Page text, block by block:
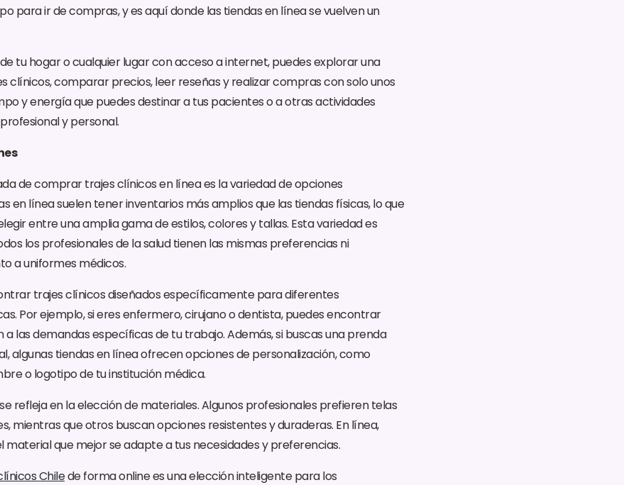
para ir de compras, y es aquí donde las tiendas en línea se vuelven un
tu hogar o cualquier lugar con acceso a internet, puedes explorar una
clínicos, comparar precios, leer reseñas y realizar compras con solo unos
y energía que puedes destinar a tus pacientes o a otras actividades
y personal.
de comprar trajes clínicos en línea es la variedad de opciones
en línea suelen tener inventarios más amplios que las tiendas físicas, lo que
entre una amplia gama de estilos, colores y tallas. Esta variedad es
los profesionales de la salud tienen las mismas preferencias ni
a uniformes médicos.
trajes clínicos diseñados específicamente para diferentes
Por ejemplo, si eres enfermero, cirujano o dentista, puedes encontrar
a las demandas específicas de tu trabajo. Además, si buscas una prenda
algunas tiendas en línea ofrecen opciones de personalización, como
o logotipo de tu institución médica.
refleja en la elección de materiales. Algunos profesionales prefieren telas
mientras que otros buscan opciones resistentes y duraderas. En línea,
material que mejor se adapte a tus necesidades y preferencias.
Chilede forma online es una elección inteligente para los